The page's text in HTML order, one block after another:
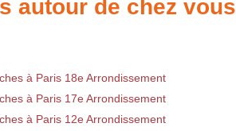
autour de chez vous
à Paris 18e Arrondissement
à Paris 17e Arrondissement
à Paris 12e Arrondissement